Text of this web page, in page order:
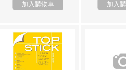
加入購物車 加入